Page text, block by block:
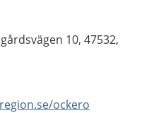
10, 47532,
ockero